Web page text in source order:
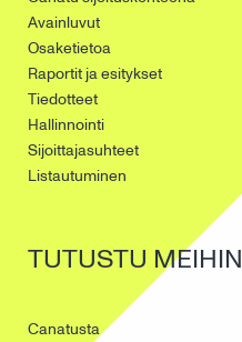
Avainluvut
Osaketietoa
Raportit ja esitykset
Tiedotteet
Hallinnointi
Sijoittajasuhteet
Listautuminen
TUTUSTU MEIHIN
Canatusta